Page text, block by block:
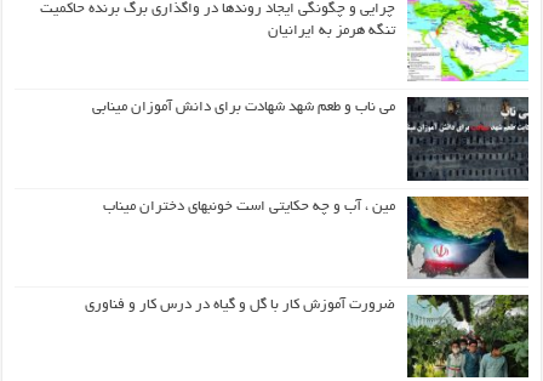
چرایی و چگونگی ایجاد روندها در واگذاری برگ برنده حاکمیت
تنگه هرمز به ایرانیان
می ناب و طعم شهد شهادت برای دانش آموزان مینابی
مین ، آب و چه حکایتی است خونبهای دختران میناب
ضرورت آموزش کار با گل و گیاه در درس کار و فناوری